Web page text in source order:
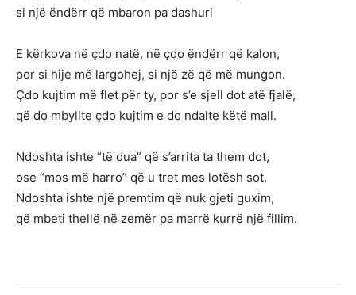
si një ëndërr që mbaron pa dashuri
E kërkova në çdo natë, në çdo ëndërr që kalon,
por si hije më largohej, si një zë që më mungon.
Çdo kujtim më flet për ty, por s’e sjell dot atë fjalë,
që do mbyllte çdo kujtim e do ndalte këtë mall.
Ndoshta ishte “të dua” që s’arrita ta them dot,
ose “mos më harro” që u tret mes lotësh sot.
Ndoshta ishte një premtim që nuk gjeti guxim,
që mbeti thellë në zemër pa marrë kurrë një fillim.